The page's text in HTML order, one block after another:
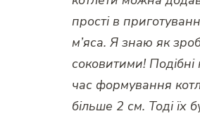
прості в
м’яса. Я знаю як
соковитими!
час формування
більше 2 см. Тоді їх